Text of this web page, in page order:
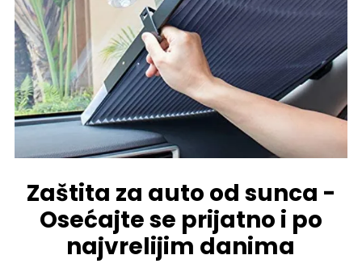
Zaštita za auto od sunca -
Osećajte se prijatno i po
najvrelijim danima